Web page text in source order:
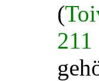
(
211